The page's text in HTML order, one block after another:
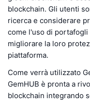
blockchain. Gli utenti
ricerca e considerare
come l'uso di
migliorare la loro
piattaforma.
Come verrà utilizzato
GemHUB è pronta a
blockchain integrando